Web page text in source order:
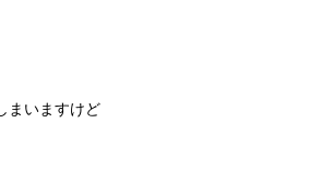
まいますけど